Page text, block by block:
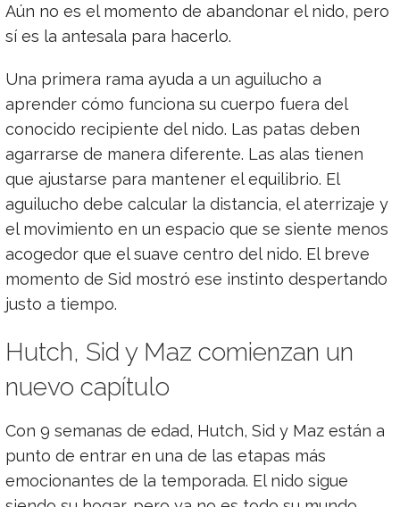
Aún no es el momento de abandonar el nido, pero
sí es la antesala para hacerlo.
Una primera rama ayuda a un aguilucho a
aprender cómo funciona su cuerpo fuera del
conocido recipiente del nido. Las patas deben
agarrarse de manera diferente. Las alas tienen
que ajustarse para mantener el equilibrio. El
aguilucho debe calcular la distancia, el aterrizaje y
el movimiento en un espacio que se siente menos
acogedor que el suave centro del nido. El breve
momento de Sid mostró ese instinto despertando
justo a tiempo.
Hutch, Sid y Maz comienzan un
nuevo capítulo
Con 9 semanas de edad, Hutch, Sid y Maz están a
punto de entrar en una de las etapas más
emocionantes de la temporada. El nido sigue